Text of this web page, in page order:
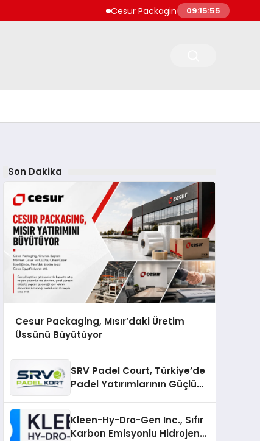
Cesur Packaging, Mısır’daki Üretim
09:15:55
Son Dakika
Cesur Packaging, Mısır’daki Üretim
Üssünü Büyütüyor
SRV Padel Court, Türkiye’de
Padel Yatırımlarının Güçlü
Kleen-Hy-Dro-Gen Inc., Sıfır
Karbon Emisyonlu Hidrojen